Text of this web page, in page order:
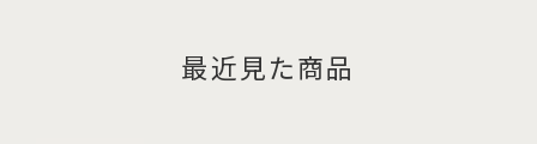
最近見た商品